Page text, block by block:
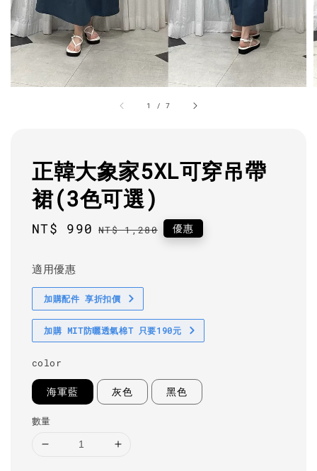
1 /7
正韓大象家5XL可穿吊帶
裙(3色可選)
Sale
NT$ 990 Regular
NT$ 1,280 優惠
適用優惠
加購配件 享折扣價
加購 MIT防曬透氣棉T 只要190元
color
海軍藍 灰色 黑色
數量